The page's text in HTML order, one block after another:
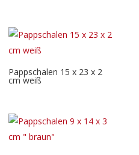
Pappschalen 15 x 23 x 2
cm weiß